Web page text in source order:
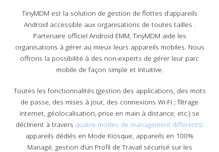
TinyMDM est la solution de gestion de flottes d’appareils
Android accessible aux organisations de toutes tailles .
Partenaire officiel Android EMM, TinyMDM aide les
organisations à gérer au mieux leurs appareils mobiles. Nous
offrons la possibilité à des non-experts de gérer leur parc
mobile de façon simple et intuitive.
Toutes les fonctionnalités (gestion des applications, des mots
de passe, des mises à jour, des connexions Wi-Fi ; filtrage
internet, géolocalisation, prise en main à distance, etc.) se
déclinent à travers quatre modes de management différents:
appareils dédiés en Mode Kiosque, appareils en 100%
Managé, gestion d’un Profil de Travail sécurisé sur les